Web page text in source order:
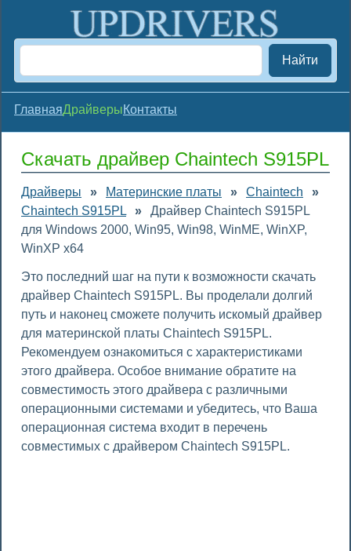
Найти
ГлавнаяДрайверыКонтакты
Скачать драйвер Chaintech S915PL
Драйверы » Материнские платы » Chaintech
»
Chaintech S915PL
»
Драйвер Chaintech S915PL
для Windows 2000, Win95, Win98, WinME, WinXP,
WinXP x64
Это последний шаг на пути к возможности скачать
драйвер Chaintech S915PL. Вы проделали долгий
путь и наконец сможете получить искомый драйвер
для материнской платы Chaintech S915PL.
Рекомендуем ознакомиться с характеристиками
этого драйвера. Особое внимание обратите на
совместимость этого драйвера с различными
операционными системами и убедитесь, что Ваша
операционная система входит в перечень
совместимых с драйвером Chaintech S915PL.